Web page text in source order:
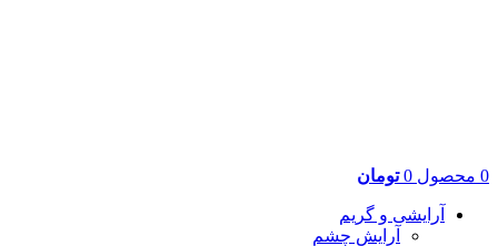
0 محصول 0 تومان
آرایشی و گریم
آرایش چشم